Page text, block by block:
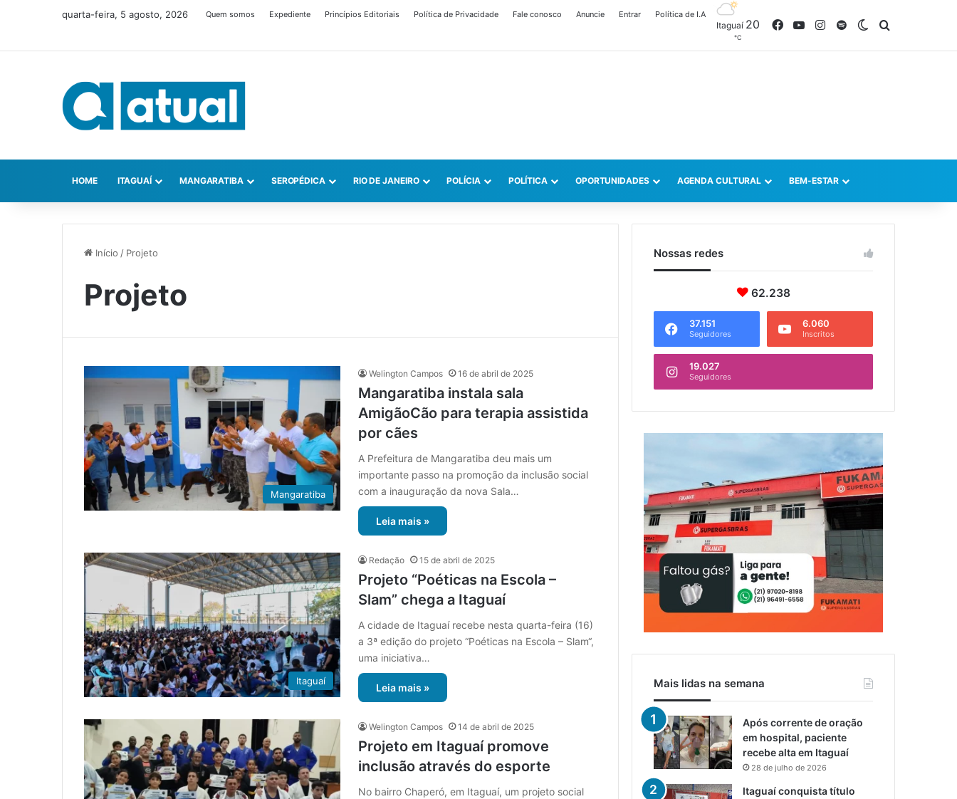
quarta-feira, 5 agosto, 2026 Quem somos Expediente Princípios Editoriais Política de Privacidade Fale conosco Anuncie Entrar Política de I.A
Itaguaí 20
℃
FacebookYouTubeInstagram
SpotifySwitch skin
HOME ITAGUAÍ MANGARATIBA SEROPÉDICA RIO DE JANEIRO POLÍCIA POLÍTICA OPORTUNIDADES AGENDA CULTURAL BEM-ESTAR
Início / Projeto
Projeto
Mangaratiba
Welington Campos 16 de abril de 2025
Mangaratiba instala sala
AmigãoCão para terapia assistida
por cães
A Prefeitura de Mangaratiba deu mais um
importante passo na promoção da inclusão social
com a inauguração da nova Sala…
Leia mais »
Itaguaí
Redação 15 de abril de 2025
Projeto “Poéticas na Escola –
Slam” chega a Itaguaí
A cidade de Itaguaí recebe nesta quarta-feira (16)
a 3ª edição do projeto “Poéticas na Escola – Slam“,
uma iniciativa…
Leia mais »
Welington Campos 14 de abril de 2025
Projeto em Itaguaí promove
inclusão através do esporte
No bairro Chaperó, em Itaguaí, um projeto social
Nossas redes
62.238
37.151
Seguidores
6.060
Inscritos
19.027
Seguidores
Mais lidas na semana
Após corrente de oração
em hospital, paciente
recebe alta em Itaguaí
28 de julho de 2026
Itaguaí conquista título